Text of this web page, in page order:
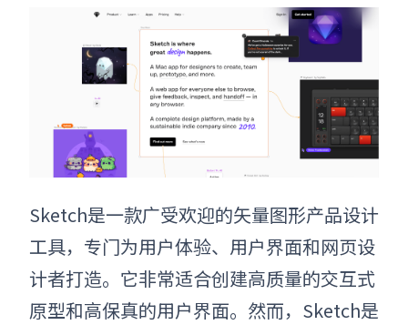
Sketch是一款广受欢迎的矢量图形产品设计
工具，专门为用户体验、用户界面和网页设
计者打造。它非常适合创建高质量的交互式
原型和高保真的用户界面。然而，Sketch是